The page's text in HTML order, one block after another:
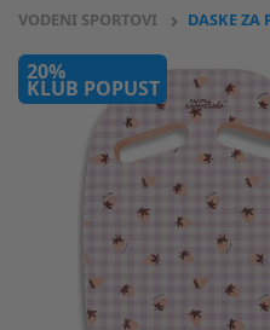
VODENI SPORTOVI
DASKE ZA
20%
KLUB POPUST